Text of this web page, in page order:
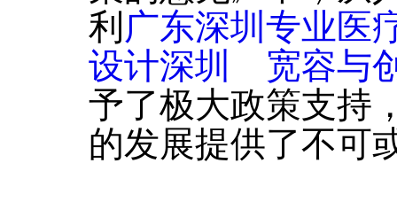
利 广东深圳专业医
设计深圳 宽容与
予了极大政策支持
的发展提供了不可